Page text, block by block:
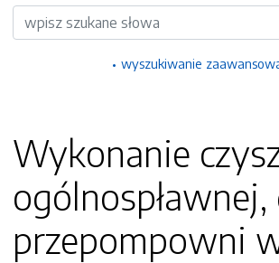
Wyszukiwarka
wyszukiwanie
Wykonanie
przepompowni